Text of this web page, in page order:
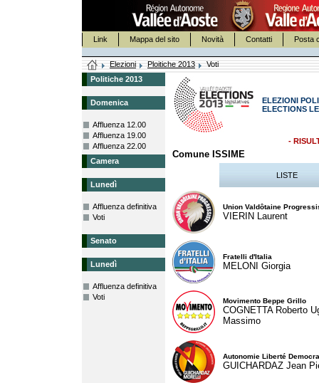
Link Mappa del sito Novità Contatti Posta
Elezioni Ploitiche 2013
Voti
Politiche 2013
Domenica
Affluenza 12.00
Affluenza 19.00
Affluenza 22.00
Camera
Lunedì
Affluenza definitiva
Voti
Senato
Lunedì
Affluenza definitiva
Voti
ELEZIONI
ELECTIONS
-
Comune ISSIME
LISTE
Union Valdôtaine
VIERIN Laurent
Fratelli d'Italia
MELONI Giorgia
Movimento Beppe Grillo
COGNETTA Roberto
Massimo
Autonomie Liberté
GUICHARDAZ Jean